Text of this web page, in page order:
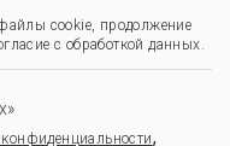
cookie, продолжение
с обработкой данных.
,